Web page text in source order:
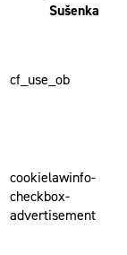
Sušenka
cf_use_ob
cookielawinfo-
checkbox-
advertisement